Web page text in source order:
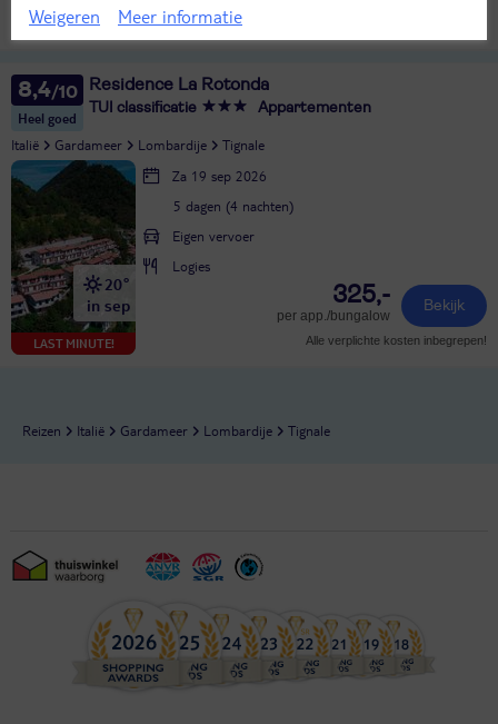
KASSAKORTING
8,4
Heel goed
Residence La Rotonda
TUI classificatie Appartementen
Italië Gardameer Lombardije Tignale
LAST MINUTE!
20°
in sep
Za 19 sep 2026
5 dagen (4 nachten)
Eigen vervoer
Logies
325,-
per app./bungalow
Bekijk
Alle verplichte kosten inbegrepen!
Reizen Italië Gardameer Lombardije Tignale
Weigeren Meer informatie